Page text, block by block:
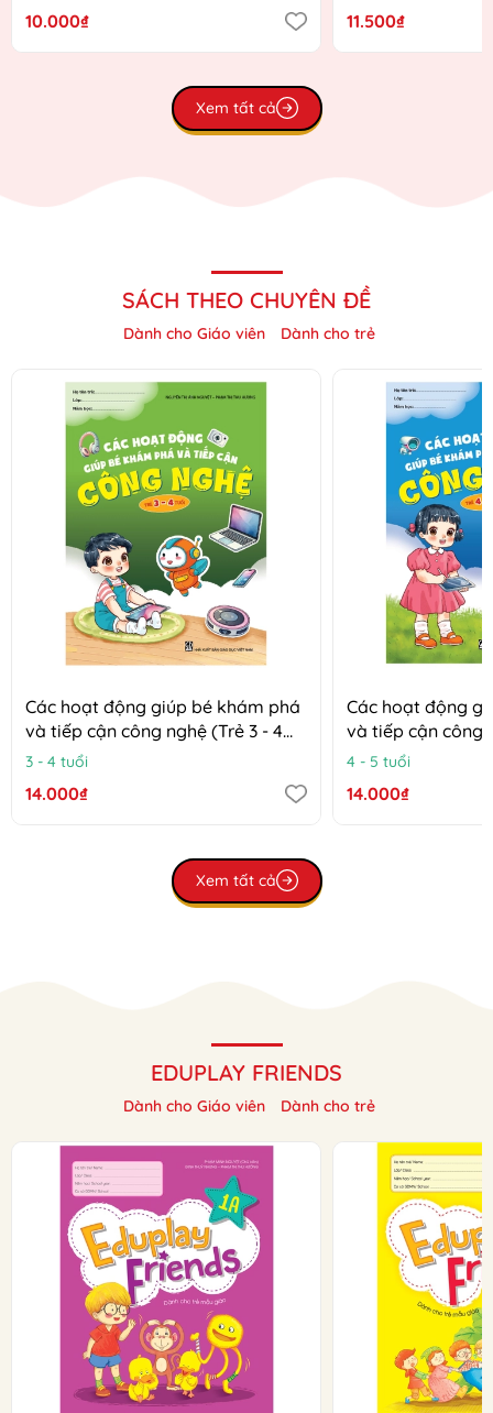
10.000₫ 11.500₫
Xem tất cả
SÁCH THEO CHUYÊN ĐỀ
Dành cho Giáo viên Dành cho trẻ
Các hoạt động giúp bé khám phá
và tiếp cận công nghệ (Trẻ 3 - 4
tuổi)
3 - 4 tuổi
14.000₫
Các hoạt động
và tiếp cận công
tuổi)
4 - 5 tuổi
14.000₫
Xem tất cả
EDUPLAY FRIENDS
Dành cho Giáo viên Dành cho trẻ